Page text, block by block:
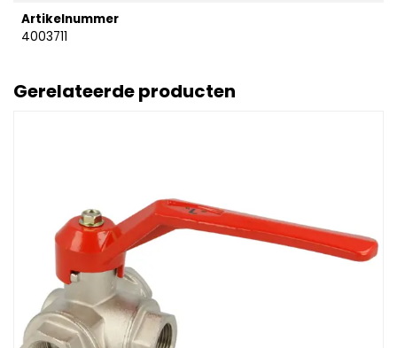
Artikelnummer
4003711
Gerelateerde producten